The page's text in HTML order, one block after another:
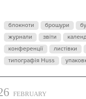
блокноти брошури
журнали
звіти
конференції
листівки
типографія Huss
FEBRUARY